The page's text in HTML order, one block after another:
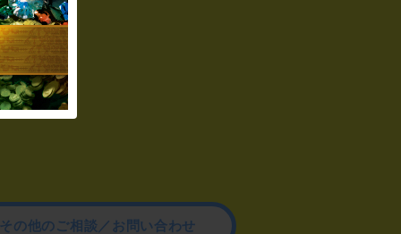
その他のご相談／お問い合わせ